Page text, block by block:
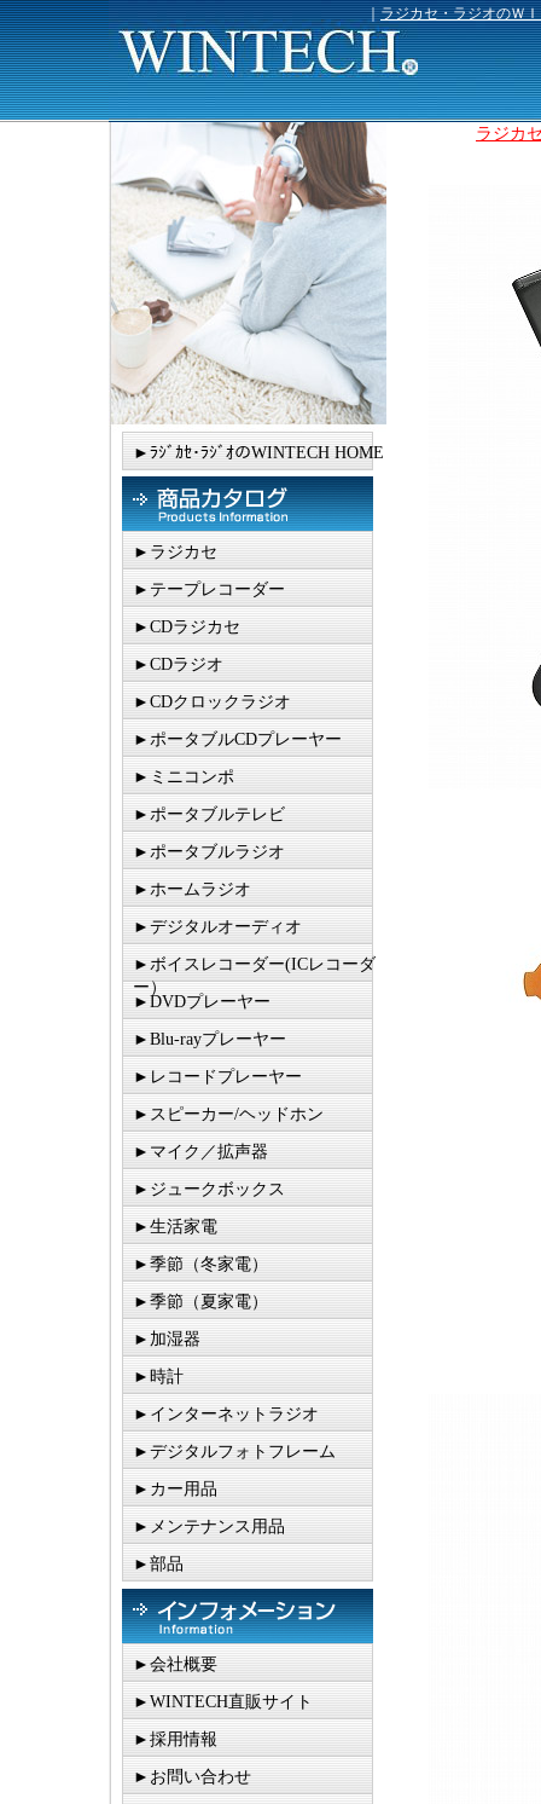
｜ラジカセ・ラジオのＷ
►ﾗｼﾞｶｾ･ﾗｼﾞｵのWINTECH HOME
►ラジカセ
►テープレコーダー
►CDラジカセ
►CDラジオ
►CDクロックラジオ
►ポータブルCDプレーヤー
►ミニコンポ
►ポータブルテレビ
►ポータブルラジオ
►ホームラジオ
►デジタルオーディオ
►ボイスレコーダー(ICレコーダ
ー）
►DVDプレーヤー
►Blu-rayプレーヤー
►レコードプレーヤー
►スピーカー/ヘッドホン
►マイク／拡声器
►ジュークボックス
►生活家電
►季節（冬家電）
►季節（夏家電）
►加湿器
►時計
►インターネットラジオ
►デジタルフォトフレーム
►カー用品
►メンテナンス用品
►部品
►会社概要
►WINTECH直販サイト
►採用情報
►お問い合わせ
ラジカ